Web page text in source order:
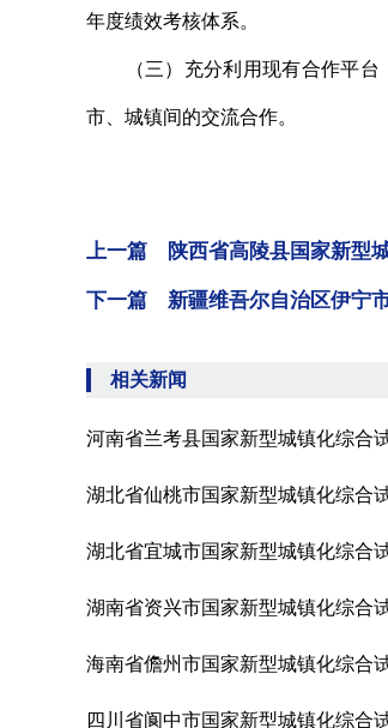
年度绩效考核体系。
（三）充分利用现有合作平台
市、城镇间的交流合作。
上一篇 陕西省高陵县国家新型
下一篇 新疆维吾尔自治区伊宁
相关新闻
河南省兰考县国家新型城镇化综合
湖北省仙桃市国家新型城镇化综合
湖北省宜城市国家新型城镇化综合
湖南省资兴市国家新型城镇化综合
海南省儋州市国家新型城镇化综合
四川省阆中市国家新型城镇化综合